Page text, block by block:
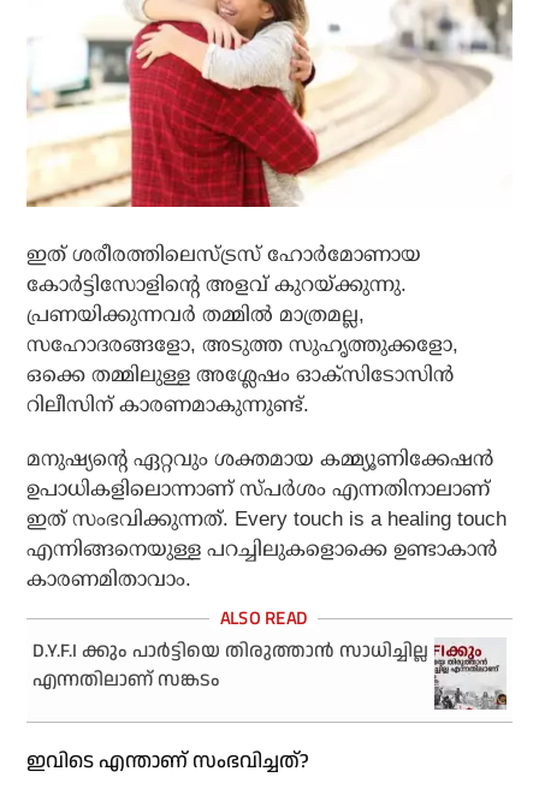
ഇത് ശരീരത്തിലെസ്ട്രസ് ഹോര്‍മോണായ
കോര്‍ട്ടിസോളിന്റെ അളവ് കുറയ്ക്കുന്നു.
പ്രണയിക്കുന്നവര്‍ തമ്മില്‍ മാത്രമല്ല,
സഹോദരങ്ങളോ, അടുത്ത സുഹൃത്തുക്കളോ,
ഒക്കെ തമ്മിലുള്ള അശ്ലേഷം ഓക്‌സിടോസിന്‍
റിലീസിന് കാരണമാകുന്നുണ്ട്.
മനുഷ്യന്റെ ഏറ്റവും ശക്തമായ കമ്മ്യൂണിക്കേഷന്‍
ഉപാധികളിലൊന്നാണ് സ്പര്‍ശം എന്നതിനാലാണ്
ഇത് സംഭവിക്കുന്നത്. Every touch is a healing touch
എന്നിങ്ങനെയുള്ള പറച്ചിലുകളൊക്കെ ഉണ്ടാകാന്‍
കാരണമിതാവാം.
D.Y.F.I ക്കും പാര്‍ട്ടിയെ തിരുത്താന്‍ സാധിച്ചില്ല
എന്നതിലാണ് സങ്കടം
ഇവിടെ എന്താണ് സംഭവിച്ചത്?